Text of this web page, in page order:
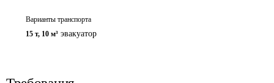
Варианты транспорта
15 т, 10 м³ эвакуатор